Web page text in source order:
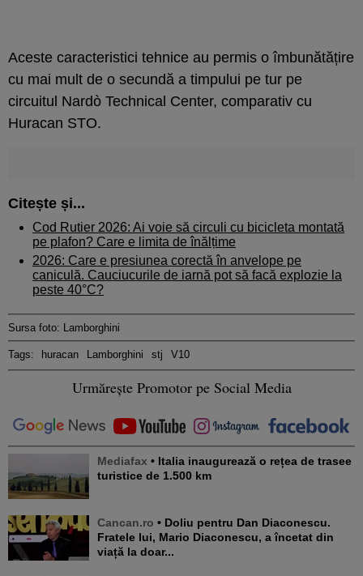
Aceste caracteristici tehnice au permis o îmbunătățire
cu mai mult de o secundă a timpului pe tur pe
circuitul Nardò Technical Center, comparativ cu
Huracan STO.
Citește și...
Cod Rutier 2026: Ai voie să circuli cu bicicleta montată
pe plafon? Care e limita de înălțime
2026: Care e presiunea corectă în anvelope pe
caniculă. Cauciucurile de iarnă pot să facă explozie la
peste 40°C?
Sursa foto: Lamborghini
Tags: huracan Lamborghini stj V10
Urmărește Promotor pe Social Media
Mediafax • Italia inaugurează o rețea de trasee
turistice de 1.500 km
Cancan.ro • Doliu pentru Dan Diaconescu.
Fratele lui, Mario Diaconescu, a încetat din
viață la doar...